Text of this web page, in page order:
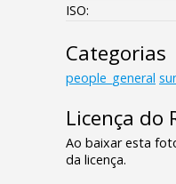
ISO:
Categorias
people_general
Licença do
Ao baixar esta
da licença.